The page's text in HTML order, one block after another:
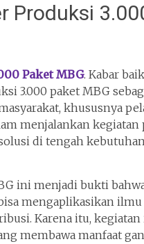
Produksi
Paket MBG. Kabar
3.000 paket MBG
khususnya
menjalankan
di tengah
ini menjadi bukti
mengaplikasikan
Karena itu,
membawa manfaat